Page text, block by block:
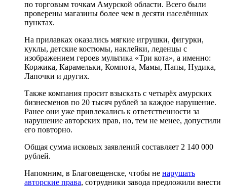
по торговым точкам Амурской области. Всего были
проверены магазины более чем в десяти населённых
пунктах.
На прилавках оказались мягкие игрушки, фигурки,
куклы, детские костюмы, наклейки, леденцы с
изображением героев мультика «Три кота», а именно:
Коржика, Карамельки, Компота, Мамы, Папы, Нудика,
Лапочки и других.
Также компания просит взыскать с четырёх амурских
бизнесменов по 20 тысяч рублей за каждое нарушение.
Ранее они уже привлекались к ответственности за
нарушение авторских прав, но, тем не менее, допустили
его повторно.
Общая сумма исковых заявлений составляет 2 140 000
рублей.
Напомним, в Благовещенске, чтобы не нарушать
авторские права, сотрудники завода предложили внести